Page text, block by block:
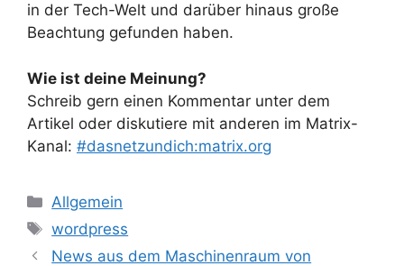
in der Tech-Welt und darüber hinaus große
Beachtung gefunden haben.
Wie ist deine Meinung?
Schreib gern einen Kommentar unter dem
Artikel oder diskutiere mit anderen im Matrix-
Kanal: #dasnetzundich:matrix.org
Kategorien
Allgemein
Schlagwörter
wordpress
News aus dem Maschinenraum von